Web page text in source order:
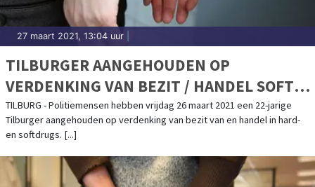
27 maart 2021, 13:04 uur
TILBURGER AANGEHOUDEN OP
VERDENKING VAN BEZIT / HANDEL SOFT-
EN HARDDRUGS
TILBURG - Politiemensen hebben vrijdag 26 maart 2021 een 22-jarige
Tilburger aangehouden op verdenking van bezit van en handel in hard-
en softdrugs. [...]